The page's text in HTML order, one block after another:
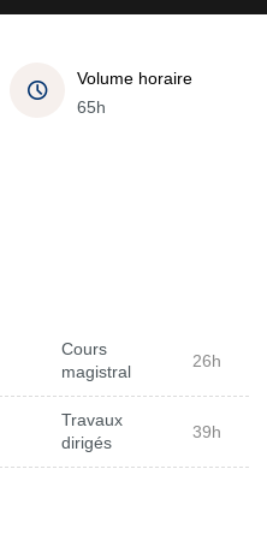
Volume horaire
65h
Cours
magistral
26h
Travaux
dirigés
39h